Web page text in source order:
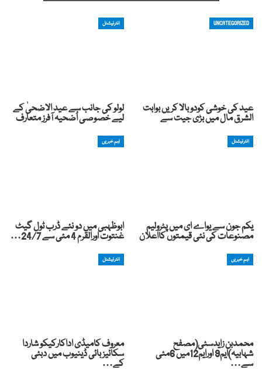
UNCATEGORIZED
عید کی خوشی کودوبالا کریں بوابت
الشرق مال میں بڑی جیت سے
انٹرنیشنل
لولو کی جانب سے عید الاضحیٰ کے
لیے خصوصی اُضحیہ آفرز متعارف
انٹرنیشنل
یکم جون سے یواے ای میں پٹرولیم
مصنوعات کی نئی قیمتوں کااعلان
اہم خبریں
ابوظہبی میں دو نئے ڈرب ٹول گیٹ
غنتوت اورالقرم 4 مئی سے 24/7…
اہم خبریں
محمدبن زایدسٹی(مصفح
شہابیہ)ایم9 اورایم12میں 6مئی
سے…
انٹرنیشنل
معروف کامیڈی اداکارکیکو شاردا
سکائیز بائی ڈینیوب میں دبئی
کے…